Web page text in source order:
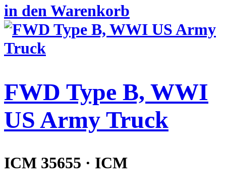
in den Warenkorb
FWD Type B, WWI
US Army Truck
ICM 35655 · ICM